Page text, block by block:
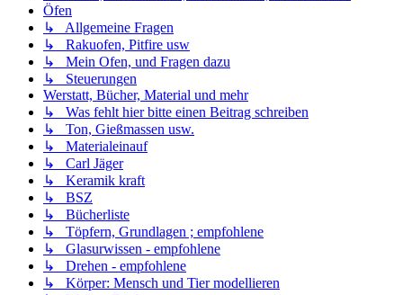
Öfen
↳ Allgemeine Fragen
↳ Rakuofen, Pitfire usw
↳ Mein Ofen, und Fragen dazu
↳ Steuerungen
Werstatt, Bücher, Material und mehr
↳ Was fehlt hier bitte einen Beitrag schreiben
↳ Ton, Gießmassen usw.
↳ Materialeinauf
↳ Carl Jäger
↳ Keramik kraft
↳ BSZ
↳ Bücherliste
↳ Töpfern, Grundlagen ; empfohlene
↳ Glasurwissen - empfohlene
↳ Drehen - empfohlene
↳ Körper: Mensch und Tier modellieren